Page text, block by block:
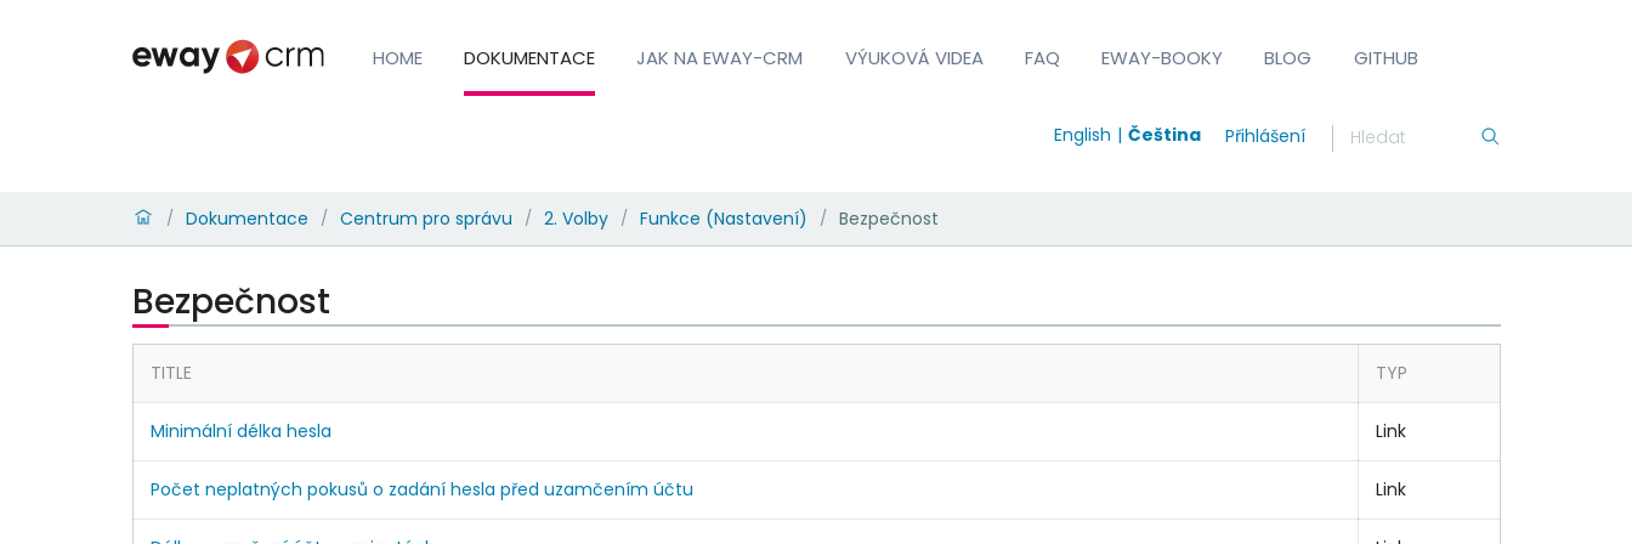
HOME DOKUMENTACE JAK NA EWAY-CRM VÝUKOVÁ VIDEA FAQ EWAY-BOOKY BLOG GITHUB
English Čeština Přihlášení
/ Dokumentace / Centrum pro správu / 2. Volby / Funkce (Nastavení) / Bezpečnost
Bezpečnost
TITLE TYP
Minimální délka hesla Link
Počet neplatných pokusů o zadání hesla před uzamčením účtu Link